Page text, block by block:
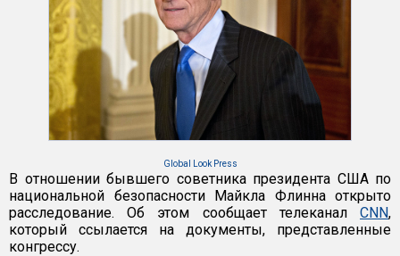
Global Look Press
В отношении бывшего советника президента США по
национальной безопасности Майкла Флинна открыто
расследование. Об этом сообщает телеканал CNN,
который ссылается на документы, представленные
конгрессу.